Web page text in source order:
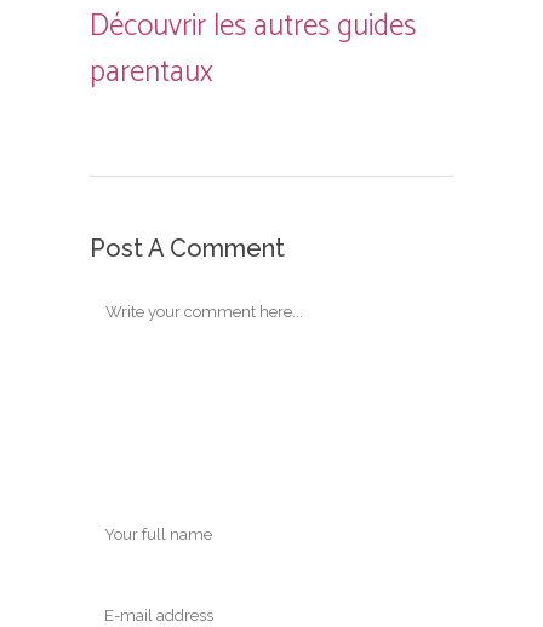
Découvrir les autres guides
parentaux
Post A Comment